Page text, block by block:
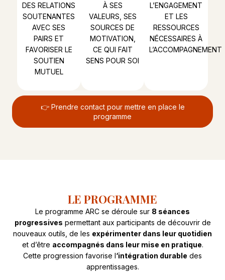
DES RELATIONS
SOUTENANTES
AVEC SES
PAIRS ET
FAVORISER LE
SOUTIEN
MUTUEL
À SES
VALEURS, SES
SOURCES DE
MOTIVATION,
CE QUI FAIT
SENS POUR SOI
L’ENGAGEMENT
ET LES
RESSOURCES
NÉCESSAIRES À
L’ACCOMPAGNEMENT
👉 Prendre contact pour mettre en place le
programme
LE PROGRAMME
Le programme ARC se déroule sur 8 séances
progressives permettant aux participants de découvrir de
nouveaux outils, de les expérimenter dans leur quotidien
et d’être accompagnés dans leur mise en pratique.
Cette progression favorise l‘intégration durable des
apprentissages.